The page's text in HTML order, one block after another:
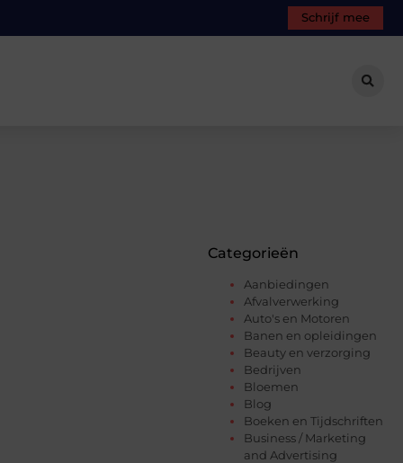
Schrijf mee
Categorieën
Aanbiedingen
Afvalverwerking
Auto's en Motoren
Banen en opleidingen
Beauty en verzorging
Bedrijven
Bloemen
Blog
Boeken en Tijdschriften
Business / Marketing
and Advertising